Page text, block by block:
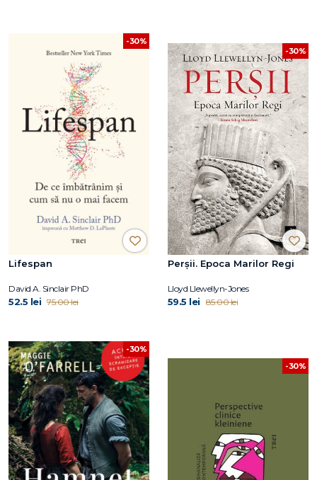
-30%
Lifespan
David A. Sinclair PhD
52.5 lei 75.00 lei
-30%
Perșii. Epoca Marilor Regi
Lloyd Llewellyn-Jones
59.5 lei 85.00 lei
-30%
-30%